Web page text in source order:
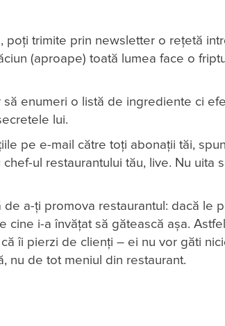
poți trimite prin newsletter o rețetă
(aproape) toată lumea face o
enumeri o listă de ingrediente ci
lui.
pe e-mail către toți abonații tăi,
ul restaurantului tău, live. Nu uita
a-ți promova restaurantul: dacă le
i-a învățat să gătească așa.
îi pierzi de clienți – ei nu vor găti
nu de tot meniul din restaurant.